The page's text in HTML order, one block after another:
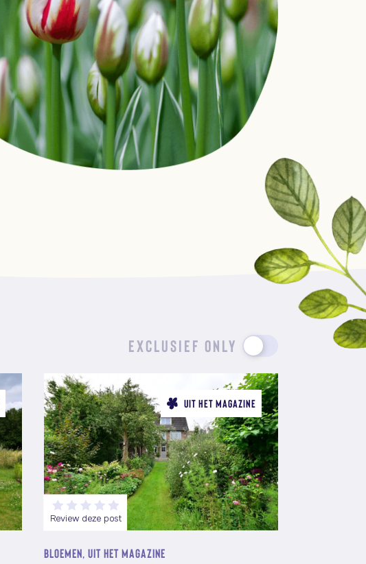
EXCLUSIEF ONLY
UIT HET MAGAZINE
Review deze post
BLOEMEN, UIT HET MAGAZINE